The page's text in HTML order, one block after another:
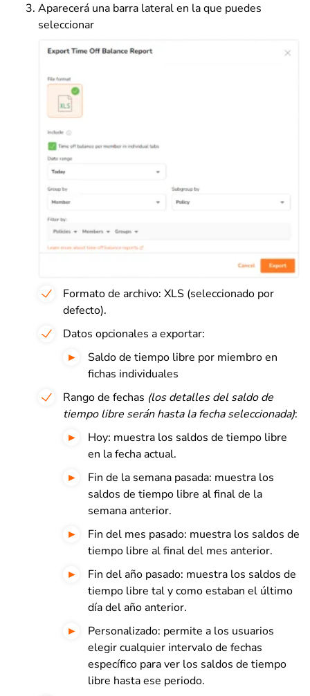
Aparecerá una barra lateral en la que puedes
seleccionar
Formato de archivo: XLS (seleccionado por
defecto).
Datos opcionales a exportar:
Saldo de tiempo libre por miembro en
fichas individuales
Rango de fechas (los detalles del saldo de
tiempo libre serán hasta la fecha seleccionada):
Hoy: muestra los saldos de tiempo libre
en la fecha actual.
Fin de la semana pasada: muestra los
saldos de tiempo libre al final de la
semana anterior.
Fin del mes pasado: muestra los saldos de
tiempo libre al final del mes anterior.
Fin del año pasado: muestra los saldos de
tiempo libre tal y como estaban el último
día del año anterior.
Personalizado: permite a los usuarios
elegir cualquier intervalo de fechas
específico para ver los saldos de tiempo
libre hasta ese periodo.